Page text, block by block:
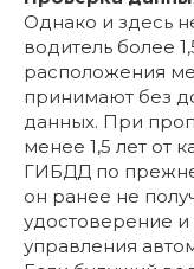
Однако и здесь
водитель более
расположения
принимают без
данных. При
менее 1,5 лет от
ГИБДД по
он ранее не
удостоверение
управления